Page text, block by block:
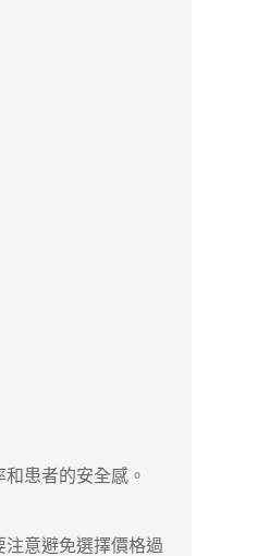
患者的安全感。
意避免選擇價格過